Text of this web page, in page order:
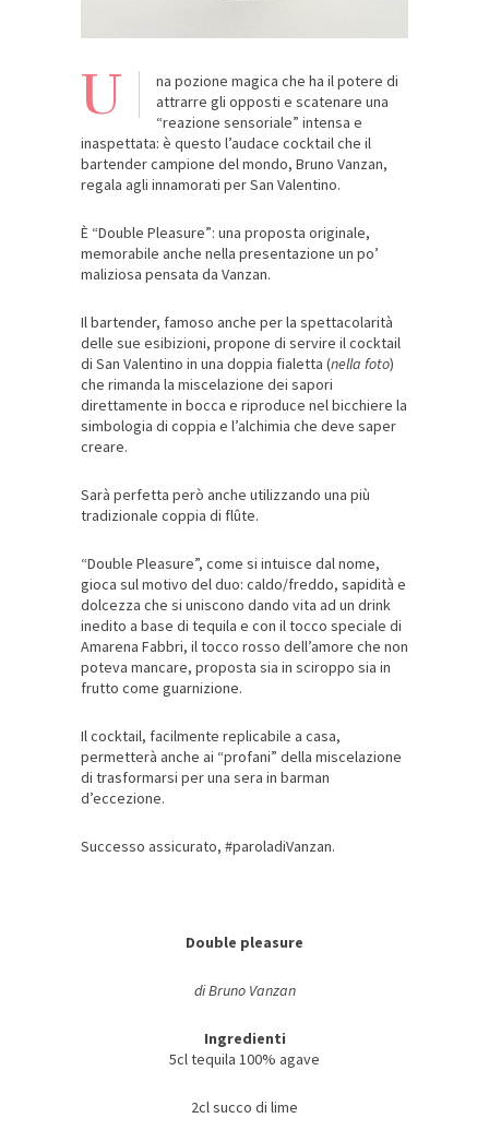
U
na pozione magica che ha il potere di
attrarre gli opposti e scatenare una
“reazione sensoriale” intensa e
inaspettata: è questo l’audace cocktail che il
bartender campione del mondo, Bruno Vanzan,
regala agli innamorati per San Valentino.
È “Double Pleasure”: una proposta originale,
memorabile anche nella presentazione un po’
maliziosa pensata da Vanzan.
Il bartender, famoso anche per la spettacolarità
delle sue esibizioni, propone di servire il cocktail
di San Valentino in una doppia fialetta (nella foto)
che rimanda la miscelazione dei sapori
direttamente in bocca e riproduce nel bicchiere la
simbologia di coppia e l’alchimia che deve saper
creare.
Sarà perfetta però anche utilizzando una più
tradizionale coppia di flûte.
“Double Pleasure”, come si intuisce dal nome,
gioca sul motivo del duo: caldo/freddo, sapidità e
dolcezza che si uniscono dando vita ad un drink
inedito a base di tequila e con il tocco speciale di
Amarena Fabbri, il tocco rosso dell’amore che non
poteva mancare, proposta sia in sciroppo sia in
frutto come guarnizione.
Il cocktail, facilmente replicabile a casa,
permetterà anche ai “profani” della miscelazione
di trasformarsi per una sera in barman
d’eccezione.
Successo assicurato, #paroladiVanzan.
Double pleasure
di Bruno Vanzan
Ingredienti
5cl tequila 100% agave
2cl succo di lime